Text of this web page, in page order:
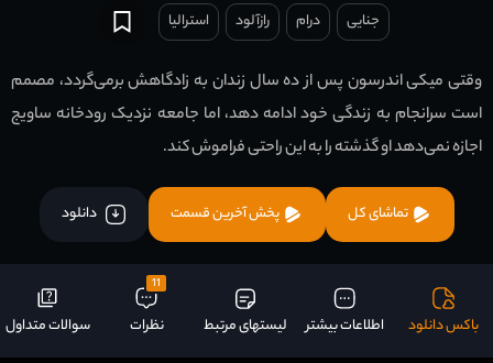
جنایی درام رازآلود استرالیا
وقتی میکی اندرسون پس از ده سال زندان به زادگاهش برمی‌گردد، مصمم
است سرانجام به زندگی خود ادامه دهد، اما جامعه نزدیک رودخانه ساویج
اجازه نمی‌دهد او گذشته را به این راحتی فراموش کند.
تماشای کل پخش آخرین قسمت دانلود
باکس دانلود اطلاعات بیشتر لیستهای مرتبط
11
نظرات سوالات متداول